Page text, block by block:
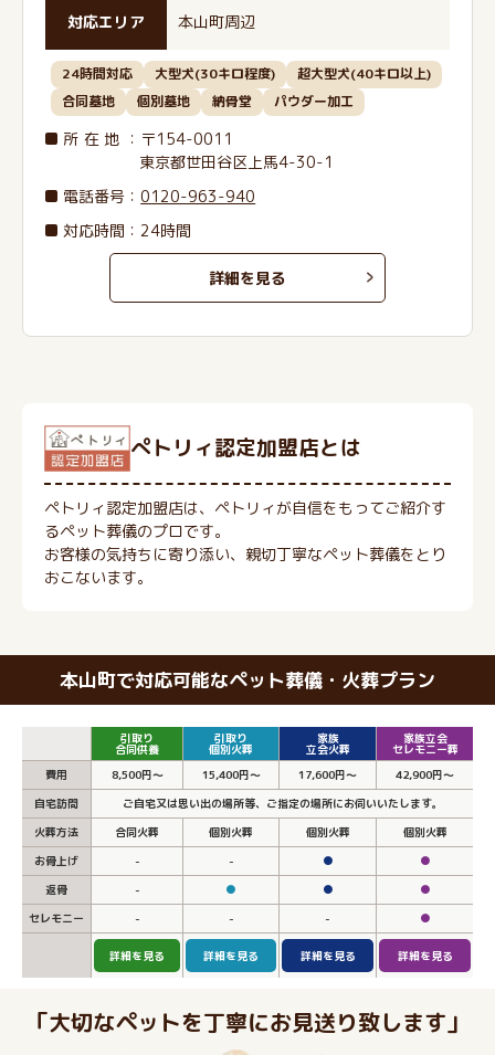
対応エリア 本山町周辺
24時間対応 大型犬(30キロ程度)
超大型犬(40キロ以上)
合同墓地
個別墓地 納骨堂 パウダー加工
所在地 ：〒154-0011
東京都世田谷区上馬4-30-1
電話番号 ：0120-963-940
対応時間：24時間
詳細を見る
ぺトリィ認定加盟店とは
ペトリィ認定加盟店は、ペトリィが自信をもってご紹介す
るペット葬儀のプロです。
お客様の気持ちに寄り添い、親切丁寧なペット葬儀をとり
おこないます。
本山町で対応可能なペット葬儀・火葬プラン
引取り
合同供養
引取り
個別火葬
家族
立会火葬
家族立会
セレモニー葬
費用
8,500円～ 15,400円～ 17,600円～
42,900円～
自宅訪問
ご自宅又は思い出の場所等、ご指定の場所にお伺いいたします。
火葬方法
合同火葬 個別火葬 個別火葬
個別火葬
お骨上げ
- - ●
●
返骨
- ● ●
●
セレモニー
- - - ●
詳細を見る 詳細を見る 詳細を見る 詳細を見る
「大切なペットを丁寧にお見送り致します」